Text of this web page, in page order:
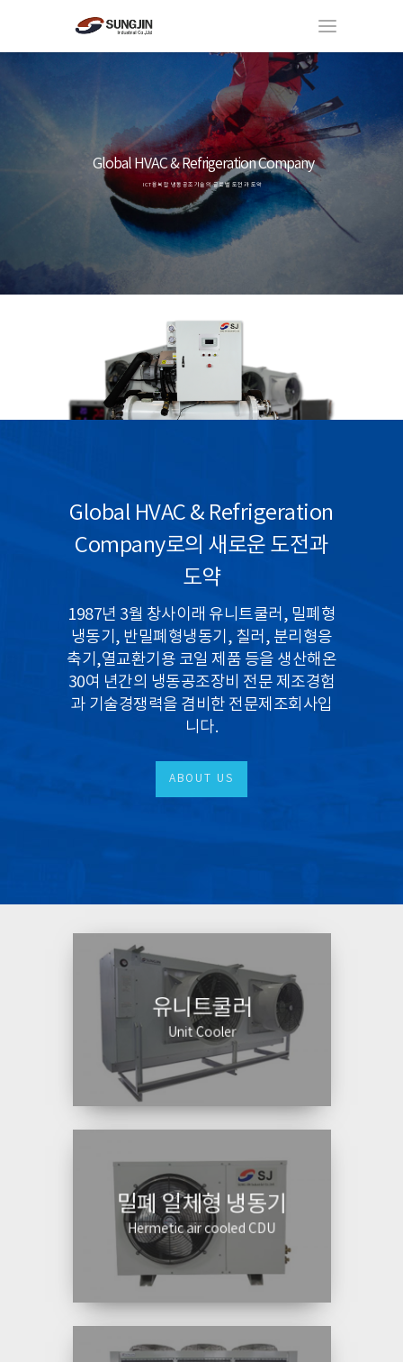
DORIN Semi-Hermetic Condensing Unit
도린 100년 압축기 기술과 성진산업 30년 Coil 전문기술의 결합
Be Smart Cold-Chain
기술력으로 앞서가는 성진산업
Global HVAC & Refrigeration Company
ICT융복합 냉동공조기술의 글로벌 도전과 도약
DORIN Semi-Hermetic Condensing Unit
도린 100년 압축기 기술과 성진산업 30년 Coil 전문기술의 결합
Be Smart Cold-Chain
기술력으로 앞서가는 성진산업
Global HVAC & Refrigeration
Company로의 새로운 도전과
도약
1987년 3월 창사이래 유니트쿨러, 밀폐형
냉동기, 반밀폐형냉동기, 칠러, 분리형응
축기,열교환기용 코일 제품 등을 생산해온
30여 년간의 냉동공조장비 전문 제조경험
과 기술경쟁력을 겸비한 전문제조회사입
니다.
ABOUT US
유니트쿨러
Unit Cooler
밀폐 일체형 냉동기
Hermetic air cooled CDU